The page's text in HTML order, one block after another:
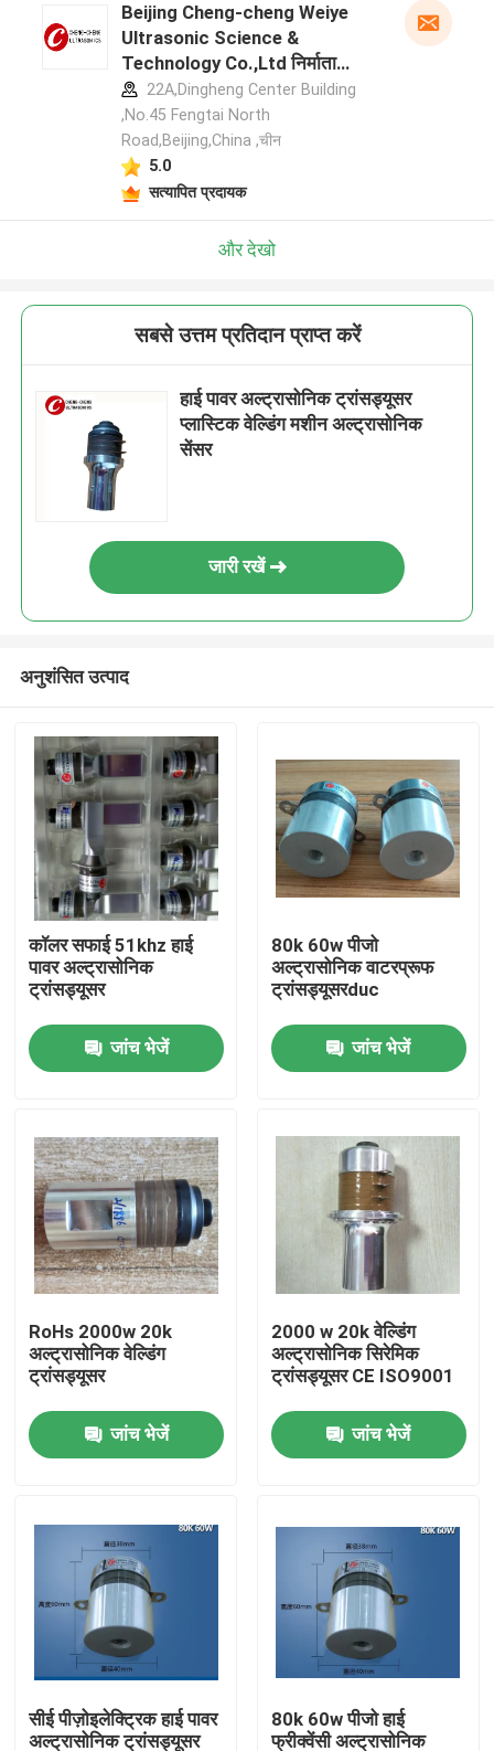
उत्पादों
हमारे बारे में
कारखाना भ्रमण
गुणवत्ता नियंत्रण
संपर्क करें
एक उद्धरण का अनुरोध करें
अल्ट्रासोनिक सफाई ट्रांसड्यूसर
उच्च शक्ति अल्ट्रासोनिक transducer
बहु आवृत्ति अल्ट्रासोनिक ट्रांसड्यूसर
Beijing Cheng-cheng Weiye
Ultrasonic Science &
Technology Co.,Ltd निर्माता
प्रोफ़ाइल
22A,Dingheng Center Building
,No.45 Fengtai North
Road,Beijing,China ,चीन
5.0
सत्यापित प्रदायक
और देखो
सबसे उत्तम प्रतिदान प्राप्त करें
हाई पावर अल्ट्रासोनिक ट्रांसड्यूसर
प्लास्टिक वेल्डिंग मशीन अल्ट्रासोनिक
सेंसर
जारी रखें
अनुशंसित उत्पाद
कॉलर सफाई 51khz हाई
पावर अल्ट्रासोनिक
ट्रांसड्यूसर
जांच भेजें
80k 60w पीजो
अल्ट्रासोनिक वाटरप्रूफ
ट्रांसड्यूसरduc
जांच भेजें
RoHs 2000w 20k
अल्ट्रासोनिक वेल्डिंग
ट्रांसड्यूसर
जांच भेजें
2000 w 20k वेल्डिंग
अल्ट्रासोनिक सिरेमिक
ट्रांसड्यूसर CE ISO9001
जांच भेजें
सीई पीज़ोइलेक्ट्रिक हाई पावर
अल्ट्रासोनिक ट्रांसड्यूसर
80k 60w पीजो हाई
फ्रीक्वेंसी अल्ट्रासोनिक